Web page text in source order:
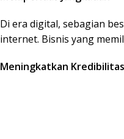
Di era digital, sebagian
internet. Bisnis yang
Meningkatkan Kredibilitas